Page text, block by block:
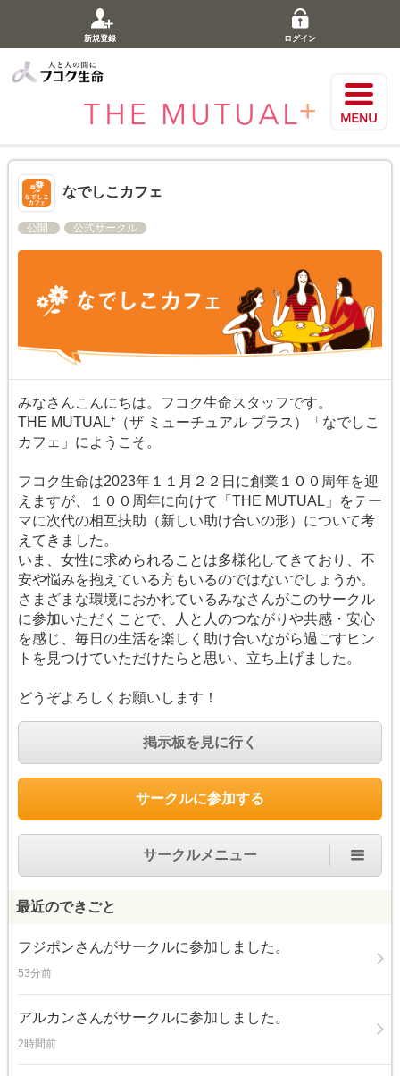
新規登録 ログイン
なでしこカフェ
公開 公式サークル
みなさんこんにちは。フコク生命スタッフです。
THE MUTUAL⁺（ザ ミューチュアル プラス）「なでしこ
カフェ」にようこそ。
フコク生命は2023年１１月２２日に創業１００周年を迎
えますが、１００周年に向けて「THE MUTUAL」をテー
マに次代の相互扶助（新しい助け合いの形）について考
えてきました。
いま、女性に求められることは多様化してきており、不
安や悩みを抱えている方もいるのではないでしょうか。
さまざまな環境におかれているみなさんがこのサークル
に参加いただくことで、人と人のつながりや共感・安心
を感じ、毎日の生活を楽しく助け合いながら過ごすヒン
トを見つけていただけたらと思い、立ち上げました。
どうぞよろしくお願いします！
掲示板を見に行く
サークルに参加する
サークルメニュー
最近のできごと
フジポンさんがサークルに参加しました。
53分前
アルカンさんがサークルに参加しました。
2時間前